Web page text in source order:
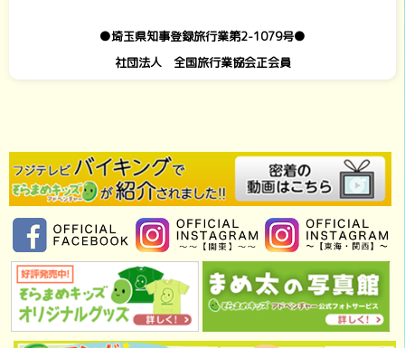
●埼玉県知事登録旅行業第2-1079号●
社団法人 全国旅行業協会正会員